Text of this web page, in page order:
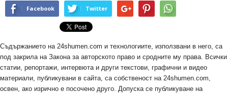
Facebook Twitter
Съдържанието на 24shumen.com и технологиите, използвани в него, са
под закрила на Закона за авторското право и сродните му права. Всички
статии, репортажи, интервюта и други текстови, графични и видео
материали, публикувани в сайта, са собственост на 24shumen.com,
освен, ако изрично е посочено друго. Допуска се публикуване на